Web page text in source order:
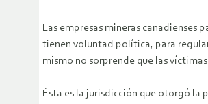
Las empresas mineras
tienen voluntad política, para
mismo no sorprende que las
Ésta es la jurisdicción que otorgó la